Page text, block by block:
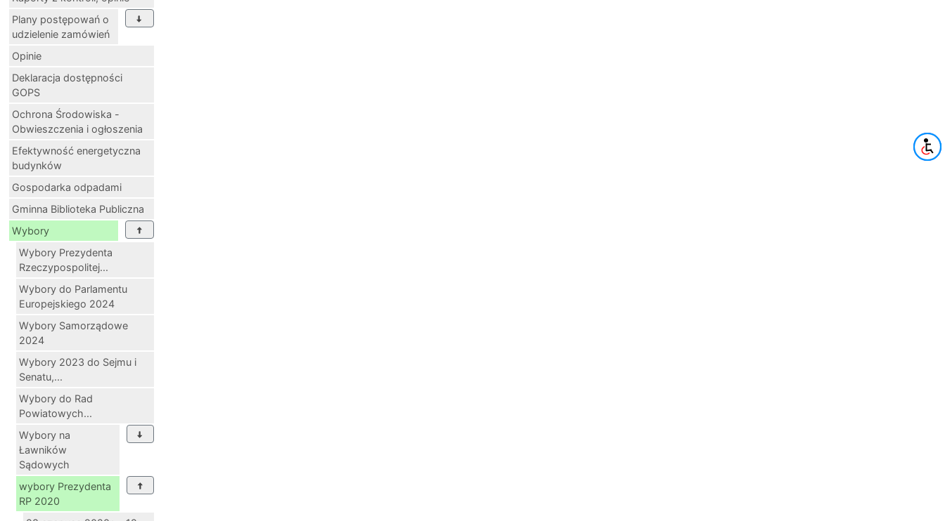
Plany postępowań o
udzielenie zamówień
Opinie
Deklaracja dostępności
GOPS
Ochrona Środowiska -
Obwieszczenia i ogłoszenia
Efektywność energetyczna
budynków
Gospodarka odpadami
Gminna Biblioteka Publiczna
Wybory
Wybory Prezydenta
Rzeczypospolitej...
Wybory do Parlamentu
Europejskiego 2024
Wybory Samorządowe
2024
Wybory 2023 do Sejmu i
Senatu,...
Wybory do Rad
Powiatowych...
Wybory na
Ławników
Sądowych
wybory Prezydenta
RP 2020